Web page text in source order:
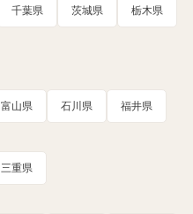
千葉県 茨城県 栃木県
富山県 石川県 福井県
三重県